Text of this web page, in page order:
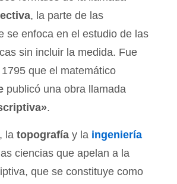
, la parte de las
se enfoca en el estudio de las
sin incluir la medida. Fue
que el matemático
publicó una obra llamada
.
, la topografía y la ingeniería
ciencias que apelan a la
que se constituye como